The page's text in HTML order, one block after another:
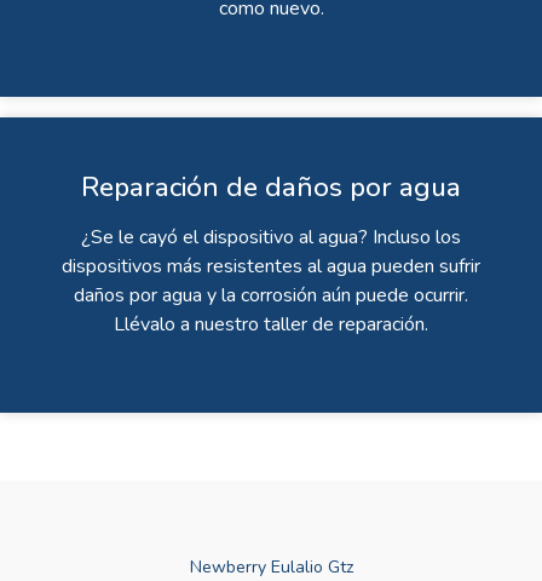
como nuevo.
Reparación de daños por agua
¿Se le cayó el dispositivo al agua? Incluso los
dispositivos más resistentes al agua pueden sufrir
daños por agua y la corrosión aún puede ocurrir.
Llévalo a nuestro taller de reparación.
Newberry Eulalio Gtz